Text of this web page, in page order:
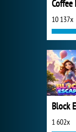
10 137x
Block
1 602x